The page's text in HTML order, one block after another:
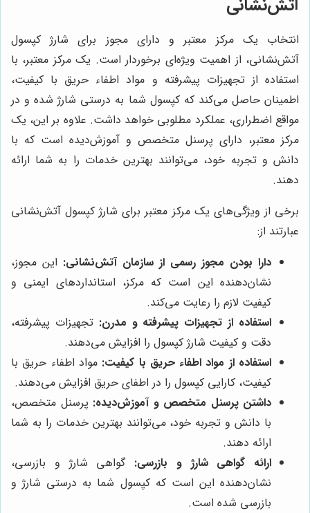
آتش‌نشانی
انتخاب یک مرکز معتبر و دارای مجوز برای شارژ کپسول
آتش‌نشانی، از اهمیت ویژه‌ای برخوردار است. یک مرکز معتبر، با
استفاده از تجهیزات پیشرفته و مواد اطفاء حریق با کیفیت،
اطمینان حاصل می‌کند که کپسول شما به درستی شارژ شده و در
مواقع اضطراری، عملکرد مطلوبی خواهد داشت. علاوه بر این، یک
مرکز معتبر، دارای پرسنل متخصص و آموزش‌دیده است که با
دانش و تجربه خود، می‌توانند بهترین خدمات را به شما ارائه
دهند.
برخی از ویژگی‌های یک مرکز معتبر برای شارژ کپسول آتش‌نشانی
عبارتند از:
دارا بودن مجوز رسمی از سازمان آتش‌نشانی: این مجوز،
نشان‌دهنده این است که مرکز، استانداردهای ایمنی و
کیفیت لازم را رعایت می‌کند.
استفاده از تجهیزات پیشرفته و مدرن: تجهیزات پیشرفته،
دقت و کیفیت شارژ کپسول را افزایش می‌دهند.
استفاده از مواد اطفاء حریق با کیفیت: مواد اطفاء حریق با
کیفیت، کارایی کپسول را در اطفای حریق افزایش می‌دهند.
داشتن پرسنل متخصص و آموزش‌دیده: پرسنل متخصص،
با دانش و تجربه خود، می‌توانند بهترین خدمات را به شما
ارائه دهند.
ارائه گواهی شارژ و بازرسی: گواهی شارژ و بازرسی،
نشان‌دهنده این است که کپسول شما به درستی شارژ و
بازرسی شده است.